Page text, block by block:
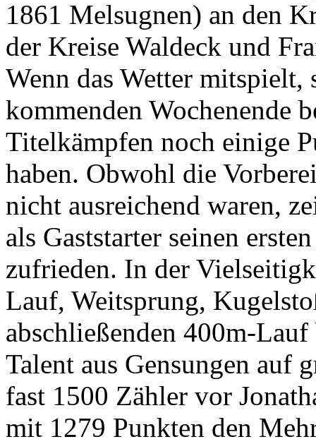
1861 Melsugnen) an den
der Kreise Waldeck und
Wenn das Wetter mitspielt,
kommenden Wochenende
Titelkämpfen noch einige
haben. Obwohl die
nicht ausreichend waren,
als Gaststarter seinen
zufrieden. In der
Lauf, Weitsprung,
abschließenden 400m-
Talent aus Gensungen auf
fast 1500 Zähler vor
mit 1279 Punkten den